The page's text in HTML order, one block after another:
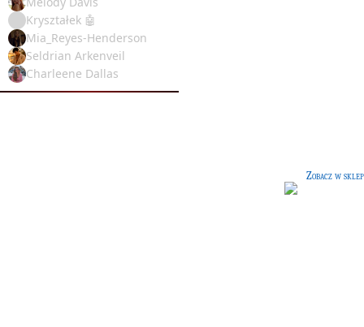
Kryształek 🤖
Mia_Reyes-Henderson
Seldrian Arkenveil
Charleene Dallas
Zobacz w